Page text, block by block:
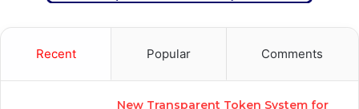
Recent Popular Comments
New Transparent Token System for